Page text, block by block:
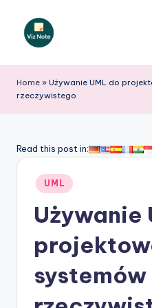
iz
N
t
Home » Używanie UML do
rzeczywistego
Read this post in:
Posted
in
UML
Używanie
systemów